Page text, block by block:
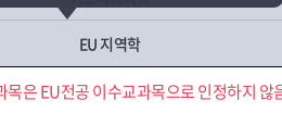
EU 지역학
목은 EU전공 이수교과목으로 인정하지 않